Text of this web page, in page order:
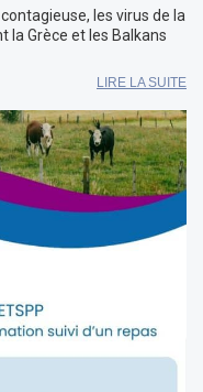
les virus de la
la Grèce et les Balkans
LIRE LA SUITE